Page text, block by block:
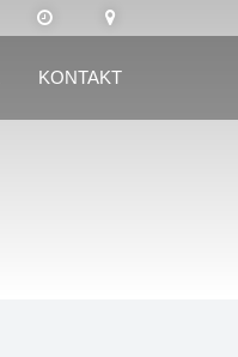
KONTAKT